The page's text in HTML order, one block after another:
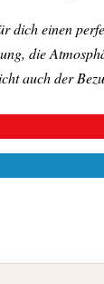
dich einen
die
auch der